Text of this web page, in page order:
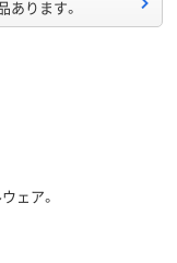
あります。
ェア。